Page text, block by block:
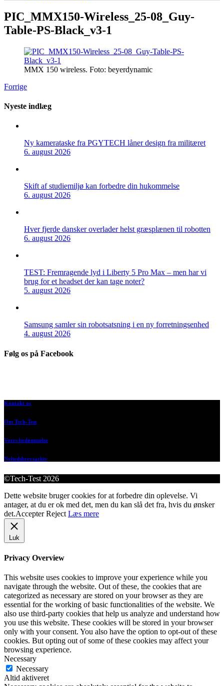
PIC_MMX150-Wireless_25-08_Guy-
Table-PS-Black_v3-1
MMX 150 wireless. Foto: beyerdynamic
Forrige
Nyeste indlæg
Ny kamerataske fra PGYTECH låner design fra militæret
6. august 2026
Skift af studiemiljø kan forbedre din hukommelse
6. august 2026
Hver fjerde dansker overlader helst græsplænen til robotten
6. august 2026
TEST: Fremragende lyd i Liberty 5 Pro Max – men har vi
brug for et headset der kan tage noter?
5. august 2026
Samsung samler sin robotsatsning i en ny forretningsenhed
4. august 2026
Følg os på Facebook
Kontakt os
Om Tech-Test
Vores bedømmelse
Nyhedsbrevsarkiv
©Tech-Test 2026
Dette website bruger cookies for at forbedre din oplevelse. Vi
antager, at du er ok med det, men du kan slå det fra, hvis du ønsker
det.Accepter Reject Læs mere
Luk
Privacy Overview
This website uses cookies to improve your experience while you
navigate through the website. Out of these, the cookies that are
categorized as necessary are stored on your browser as they are
essential for the working of basic functionalities of the website. We
also use third-party cookies that help us analyze and understand how
you use this website. These cookies will be stored in your browser
only with your consent. You also have the option to opt-out of these
cookies. But opting out of some of these cookies may affect your
browsing experience.
Necessary
Necessary
Altid aktiveret